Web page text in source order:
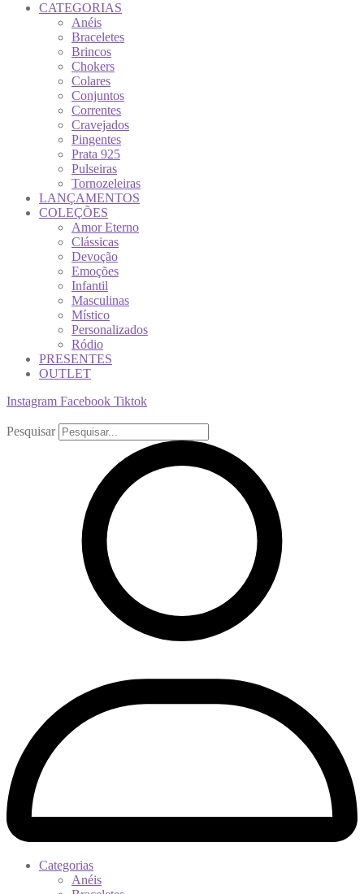
CATEGORIAS
Anéis
Braceletes
Brincos
Chokers
Colares
Conjuntos
Correntes
Cravejados
Pingentes
Prata 925
Pulseiras
Tornozeleiras
LANÇAMENTOS
COLEÇÕES
Amor Eterno
Clássicas
Devoção
Emoções
Infantil
Masculinas
Místico
Personalizados
Ródio
PRESENTES
OUTLET
Instagram Facebook Tiktok
Pesquisar
Categorias
Anéis